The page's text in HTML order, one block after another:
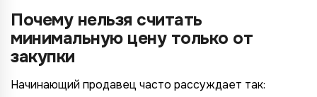
Почему нельзя считать
минимальную цену только от
закупки
Начинающий продавец часто рассуждает так: